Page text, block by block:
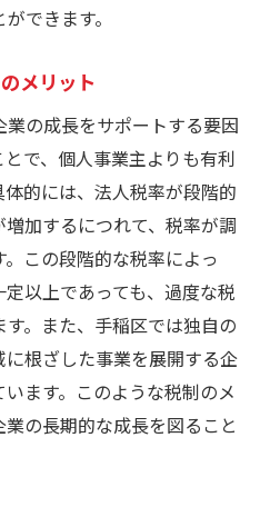
度を高める
との関係構築
かしたビジネス戦略の重
を理解する
たビジネスモデル
ーズ分析
ティング手法
による相乗効果
スの展開
ーズを捉える秘訣
と手法
できます。
メリット
の成長をサポートする要因
で、個人事業主よりも有利
的には、法人税率が段階的
加するにつれて、税率が調
この段階的な税率によっ
以上であっても、過度な税
。また、手稲区では独自の
根ざした事業を展開する企
ます。このような税制のメ
の長期的な成長を図ること